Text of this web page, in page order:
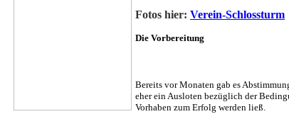
Fotos hier: Verein-Schlossturm
Die Vorbereitung
Bereits vor Monaten gab es
eher ein Ausloten bezüglich der
Vorhaben zum Erfolg werden ließ.